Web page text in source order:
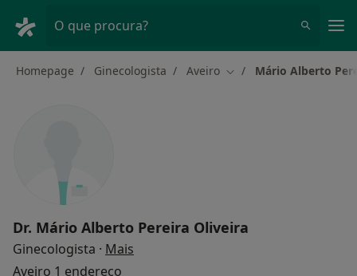
O que procura?
Homepage Ginecologista Aveiro Mudar de cidade
Mário Alberto
Dr. Mário Alberto Pereira Oliveira
Ginecologista · Mais
Aveiro 1 endereço